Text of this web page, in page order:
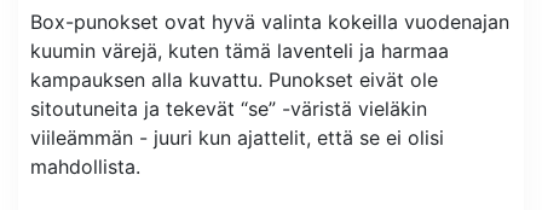
Box-punokset ovat hyvä valinta kokeilla vuodenajan
kuumin värejä, kuten tämä laventeli ja harmaa
kampauksen alla kuvattu. Punokset eivät ole
sitoutuneita ja tekevät “se” -väristä vieläkin
viileämmän - juuri kun ajattelit, että se ei olisi
mahdollista.